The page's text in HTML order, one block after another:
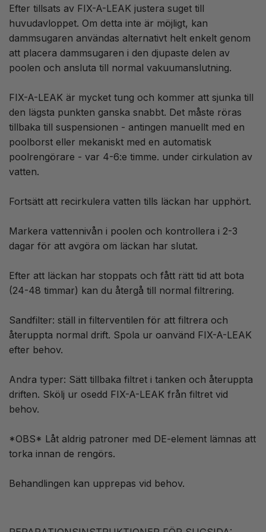
Efter tillsats av FIX-A-LEAK justera suget till
huvudavloppet. Om detta inte är möjligt, kan
dammsugaren användas alternativt helt enkelt genom
att placera dammsugaren i den djupaste delen av
poolen och ansluta till normal vakuumanslutning.
FIX-A-LEAK är mycket tung och kommer att sjunka till
den lägsta punkten ganska snabbt. Det måste röras
tillbaka till suspensionen - antingen manuellt med en
poolborst eller mekaniskt med en automatisk
poolrengörare - var 4-6:e timme. under cirkulation av
vatten.
Fortsätt att recirkulera vatten tills läckan har upphört.
Markera vattennivån i poolen och kontrollera i 2-3
dagar för att avgöra om läckan har slutat.
Efter att läckan har stoppats och fått rätt tid att bota
(24-48 timmar) kan du återgå till normal filtrering.
Sandfilter: ställ in filterventilen för att filtrera och
återuppta normal drift. Spola ur oanvänd FIX-A-LEAK
efter behov.
Andra typer: Sätt tillbaka filtret i tanken och återuppta
driften. Skölj ur osedd FIX-A-LEAK från filtret vid
behov.
*OBS* Låt aldrig patroner med DE-element lämnas att
torka innan de rengörs.
Behandlingen kan upprepas vid behov.